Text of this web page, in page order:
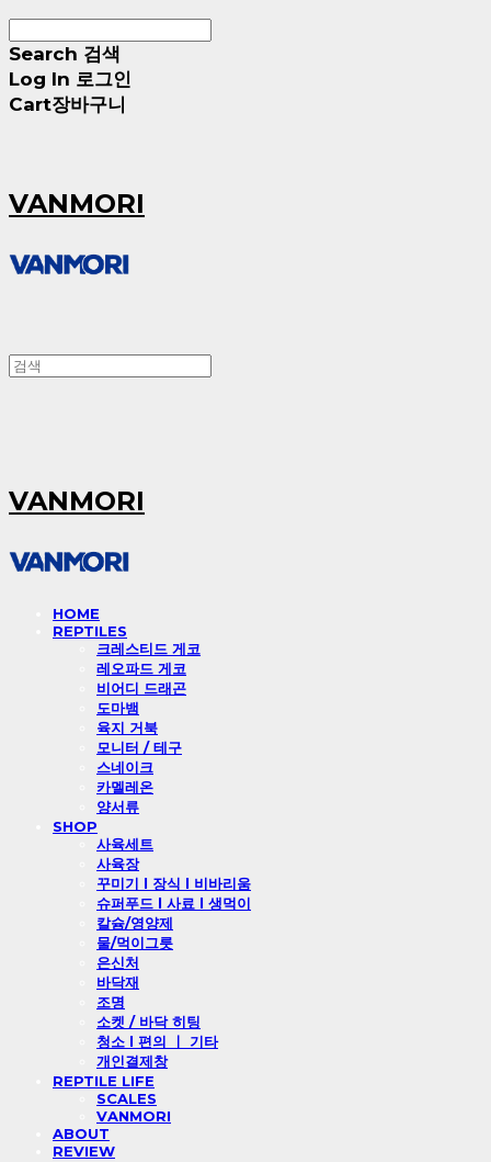
Search 검색
Log In 로그인
Cart장바구니
VANMORI
VANMORI
HOME
REPTILES
크레스티드 게코
레오파드 게코
비어디 드래곤
도마뱀
육지 거북
모니터 / 테구
스네이크
카멜레온
양서류
SHOP
사육세트
사육장
꾸미기 l 장식 l 비바리움
슈퍼푸드 l 사료 l 생먹이
칼슘/영양제
물/먹이그릇
은신처
바닥재
조명
소켓 / 바닥 히팅
청소 l 편의 ㅣ 기타
개인결제창
REPTILE LIFE
SCALES
VANMORI
ABOUT
REVIEW